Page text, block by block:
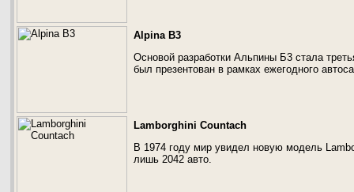
Alpina B3
Основой разработки Альпины Б3 стала
был презентован в рамках ежегодного
Lamborghini Countach
В 1974 году мир увидел новую модель
лишь 2042 авто.